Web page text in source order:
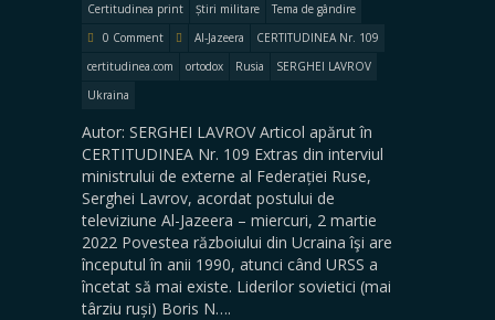
Certitudinea print
Știri militare
Tema de gândire
0 Comment
Al-Jazeera
CERTITUDINEA Nr. 109
certitudinea.com
ortodox Rusia
SERGHEI LAVROV
Ukraina
Autor: SERGHEI LAVROV Articol apărut în
CERTITUDINEA Nr. 109 Extras din interviul
ministrului de externe al Federației Ruse,
Serghei Lavrov, acordat postului de
televiziune Al-Jazeera – miercuri, 2 martie
2022 Povestea războiului din Ucraina îşi are
începutul în anii 1990, atunci când URSS a
încetat să mai existe. Liderilor sovietici (mai
târziu ruși) Boris N….